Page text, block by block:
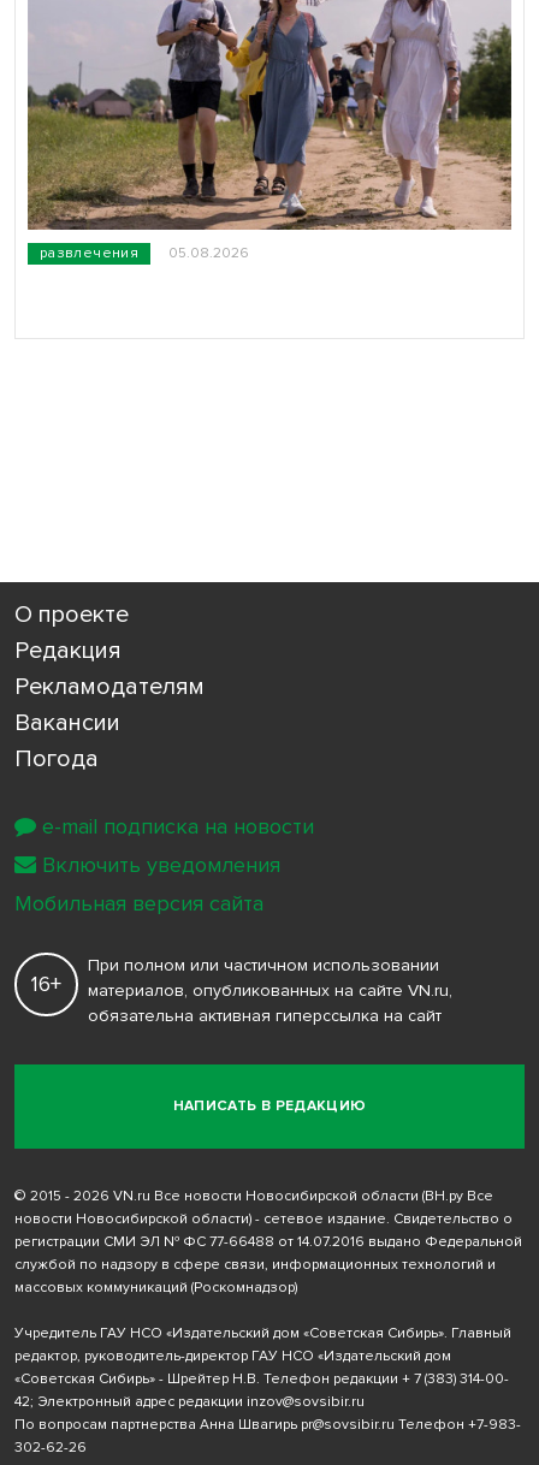
развлечения 05.08.2026
О проекте
Редакция
Рекламодателям
Вакансии
Погода
НАПИСАТЬ В РЕДАКЦИЮ
16+
При полном или частичном использовании
материалов, опубликованных на сайте VN.ru,
обязательна активная гиперссылка на сайт
© 2015 - 2026 VN.ru Все новости Новосибирской области (ВН.ру Все
новости Новосибирской области) - сетевое издание. Свидетельство о
регистрации СМИ ЭЛ № ФС 77-66488 от 14.07.2016 выдано Федеральной
службой по надзору в сфере связи, информационных технологий и
массовых коммуникаций (Роскомнадзор)
Учредитель ГАУ НСО «Издательский дом «Советская Сибирь». Главный
редактор, руководитель-директор ГАУ НСО «Издательский дом
«Советская Сибирь» - Шрейтер Н.В. Телефон редакции + 7 (383) 314-00-
42; Электронный адрес редакции inzov@sovsibir.ru
По вопросам партнерства Анна Швагирь pr@sovsibir.ru Телефон +7-983-
302-62-26
e-mail подписка на новости
Включить уведомления
Мобильная версия сайта